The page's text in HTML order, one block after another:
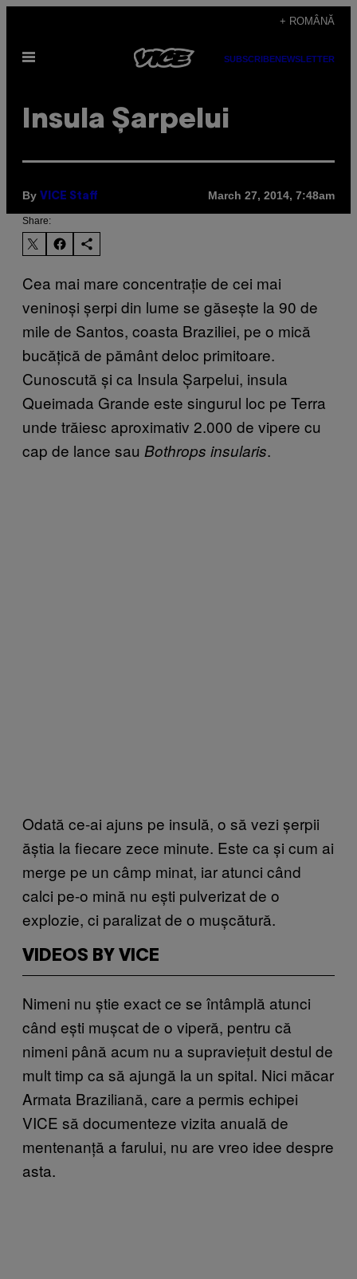
content
+ ROMÂNĂ
Open
SUBSCRIBENEWSLETTER
Insula Șarpelui
By VICE Staff March 27, 2014, 7:48am
Share:
Cea mai mare concentrație de cei mai
veninoși șerpi din lume se găsește la 90 de
mile de Santos, coasta Braziliei, pe o mică
bucățică de pământ deloc primitoare.
Cunoscută și ca Insula Șarpelui, insula
Queimada Grande este singurul loc pe Terra
unde trăiesc aproximativ 2.000 de vipere cu
cap de lance sau Bothrops insularis.
Odată ce-ai ajuns pe insulă, o să vezi șerpii
ăștia la fiecare zece minute. Este ca și cum ai
merge pe un câmp minat, iar atunci când
calci pe-o mină nu ești pulverizat de o
explozie, ci paralizat de o mușcătură.
VIDEOS BY VICE
Nimeni nu știe exact ce se întâmplă atunci
când ești mușcat de o viperă, pentru că
nimeni până acum nu a supraviețuit destul de
mult timp ca să ajungă la un spital. Nici măcar
Armata Braziliană, care a permis echipei
VICE să documenteze vizita anuală de
mentenanță a farului, nu are vreo idee despre
asta.